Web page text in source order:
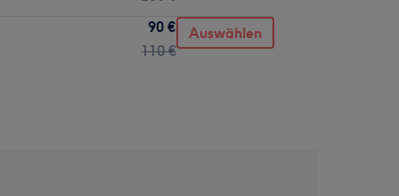
90 €
110 €
Auswählen